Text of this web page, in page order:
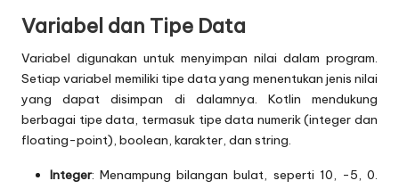
Variabel dan Tipe Data
Variabel digunakan untuk menyimpan nilai dalam program.
Setiap variabel memiliki tipe data yang menentukan jenis nilai
yang dapat disimpan di dalamnya. Kotlin mendukung
berbagai tipe data, termasuk tipe data numerik (integer dan
floating-point), boolean, karakter, dan string.
Integer: Menampung bilangan bulat, seperti 10, -5, 0.